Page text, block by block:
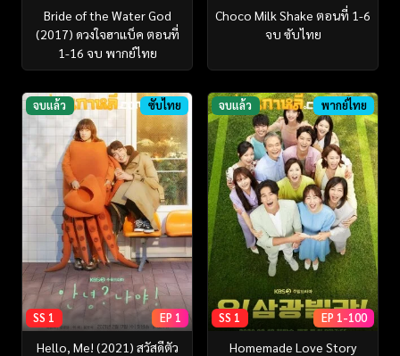
Bride of the Water God
(2017) ดวงใจฮาแบ็ค ตอนที่
1-16 จบ พากย์ไทย
Choco Milk Shake ตอนที่ 1-6
จบ ซับไทย
จบแล้ว ซับไทย
SS 1 EP 1
Hello, Me! (2021) สวัสดีตัว
จบแล้ว พากย์ไทย
SS 1 EP 1-100
Homemade Love Story